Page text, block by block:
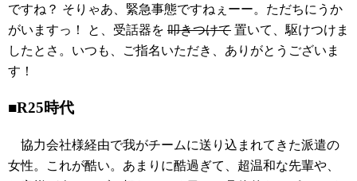
ですね？ そりゃあ、緊急事態ですねぇーー。ただちにうか
がいますっ！ と、受話器を 叩きつけて 置いて、駆けつけま
したとさ。いつも、ご指名いただき、ありがとうございま
す！
■R25時代
協力会社様経由で我がチームに送り込まれてきた派遣の
女性。これが酷い。あまりに酷過ぎて、超温和な先輩や、